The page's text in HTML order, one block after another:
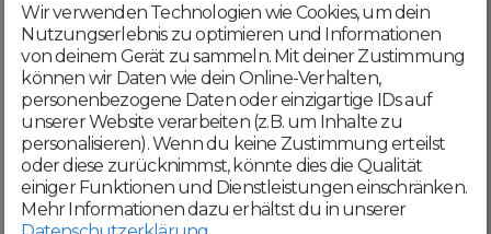
Mit deiner Registrierung bestätigst du,
dass du dieAGBund
Datenschutzerklärung akzeptierst
Weiter
Wir verwenden Technologien wie Cookies, um dein
Nutzungserlebnis zu optimieren und Informationen
von deinem Gerät zu sammeln. Mit deiner Zustimmung
können wir Daten wie dein Online-Verhalten,
personenbezogene Daten oder einzigartige IDs auf
unserer Website verarbeiten (z.B. um Inhalte zu
personalisieren). Wenn du keine Zustimmung erteilst
oder diese zurücknimmst, könnte dies die Qualität
einiger Funktionen und Dienstleistungen einschränken.
Mehr Informationen dazu erhältst du in unserer